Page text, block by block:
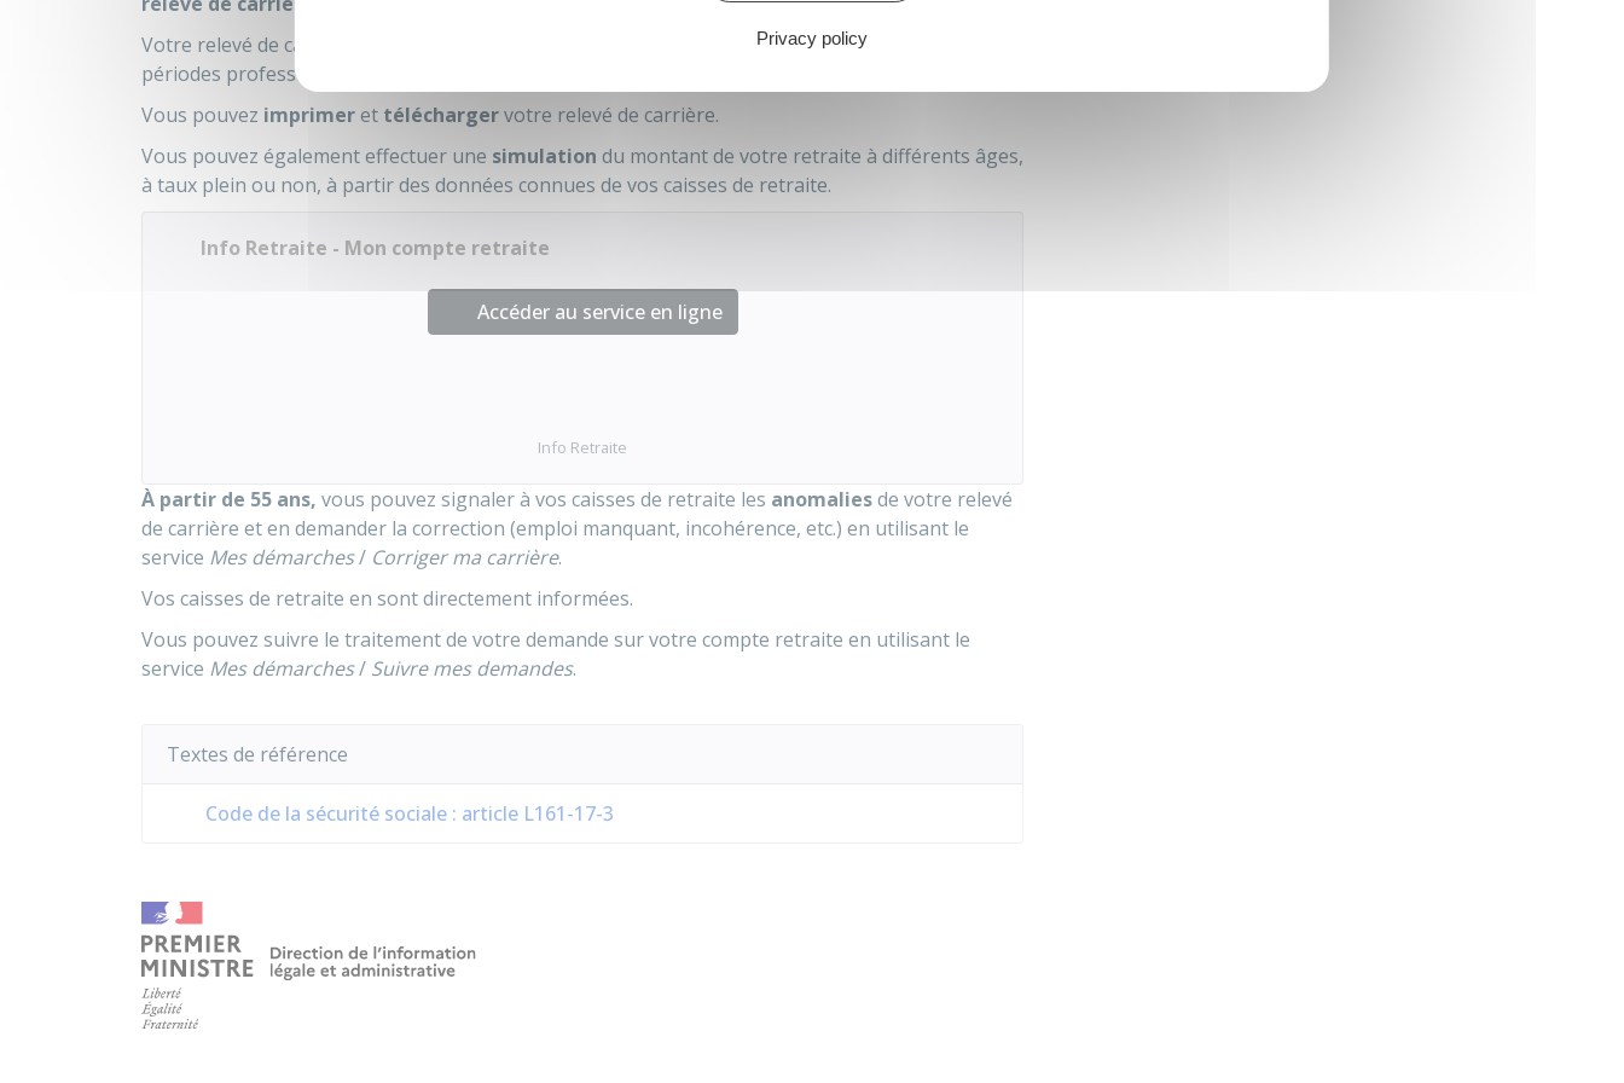
Votre relevé de carrière récapitule, de manière chronologique, l'ensemble de vos différentes
périodes professionnelles.
Vous pouvez imprimeret téléchargervotre relevé de carrière.
Vous pouvez également effectuer une simulation du montant de votre retraite à différents âges,
à taux plein ou non, à partir des données connues de vos caisses de retraite.
Info Retraite - Mon compte retraite
Accéder au service en ligne
Info Retraite
À partir de 55 ans, vous pouvez signaler à vos caisses de retraite les anomaliesde votre relevé
de carrière et en demander la correction (emploi manquant, incohérence, etc.) en utilisant le
service Mes démarches/ Corriger ma carrière.
Vos caisses de retraite en sont directement informées.
Vous pouvez suivre le traitement de votre demande sur votre compte retraite en utilisant le
service Mes démarches/ Suivre mes demandes.
Textes de référence
Code de la sécurité sociale : article L161-17-3
Privacy policy